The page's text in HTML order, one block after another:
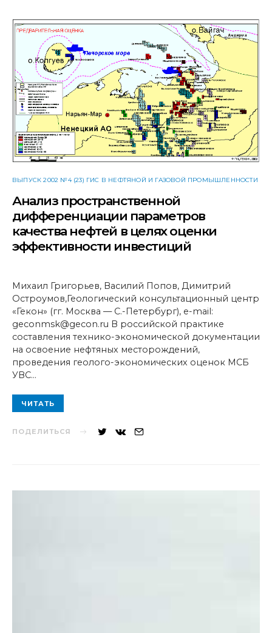
ВЫПУСК 2002 №4 (23) ГИС В НЕФТЯНОЙ И ГАЗОВОЙ ПРОМЫШЛЕННОСТИ
Анализ пространственной
дифференциации параметров
качества нефтей в целях оценки
эффективности инвестиций
Михаил Григорьев, Василий Попов, Димитрий
Остроумов,Геологический консультационный центр
«Гекон» (гг. Москва — С.-Петербург), e-mail:
geconmsk@gecon.ru В российской практике
составления технико-экономической документации
на освоение нефтяных месторождений,
проведения геолого-экономических оценок МСБ
УВС…
ЧИТАТЬ
ПОДЕЛИТЬСЯ